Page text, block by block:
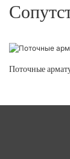
Поточные